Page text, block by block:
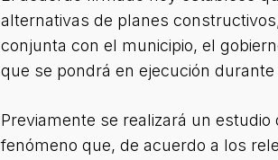
alternativas de planes
conjunta con el municipio, el
que se pondrá en ejecución durante
Previamente se realizará un
fenómeno que, de acuerdo a los